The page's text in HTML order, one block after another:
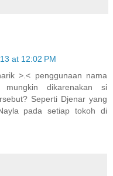
at 12:02 PM
>.< penggunaan nama
dikarenakan si
Seperti Djenar yang
pada setiap tokoh di